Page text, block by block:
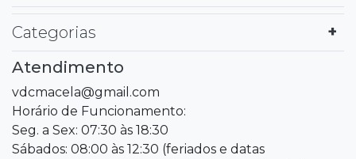
Categorias
Atendimento
vdcmacela@gmail.com
Horário de Funcionamento:
Seg. a Sex: 07:30 às 18:30
Sábados: 08:00 às 12:30 (feriados e datas